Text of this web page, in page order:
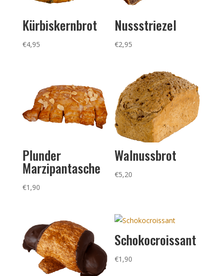
Kürbiskernbrot
€4,95
Nussstriezel
€2,95
Plunder
Marzipantasche
€1,90
Walnussbrot
€5,20
Schokocroissant
€1,90